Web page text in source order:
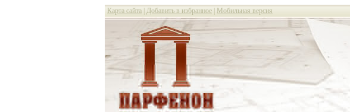
Карта сайта Добавить в избранное Мобильная версия